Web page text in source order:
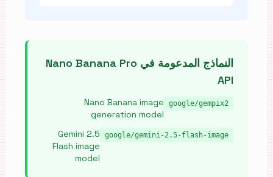
النماذج المدعومة في Nano Banana Pro
API
google/gempix2
Nano Banana image
generation model
google/gemini-2.5-flash-image
Gemini 2.5
Flash image
model